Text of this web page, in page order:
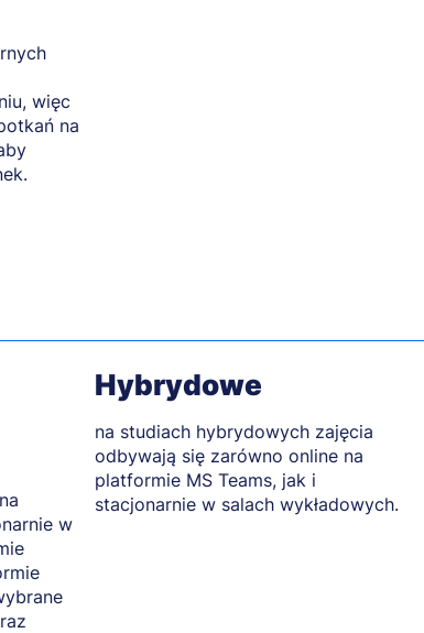
więc
na
w
Hybrydowe
na studiach hybrydowych zajęcia
odbywają się zarówno online na
platformie MS Teams, jak i
stacjonarnie w salach wykładowych.